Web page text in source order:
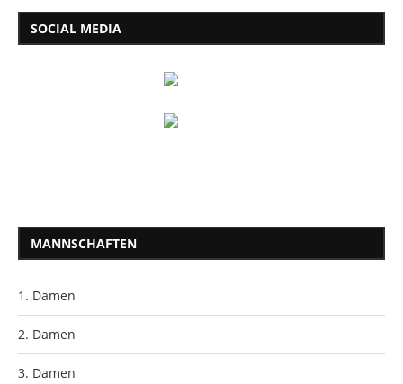
SOCIAL MEDIA
MANNSCHAFTEN
1. Damen
2. Damen
3. Damen